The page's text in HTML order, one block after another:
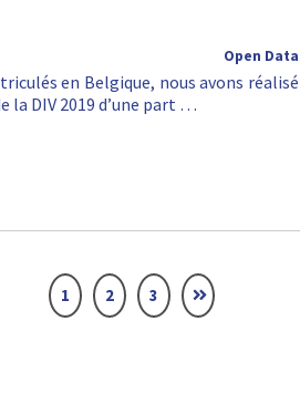
Open Data
en Belgique, nous avons réalisé
la DIV 2019 d’une part …
1 2 3